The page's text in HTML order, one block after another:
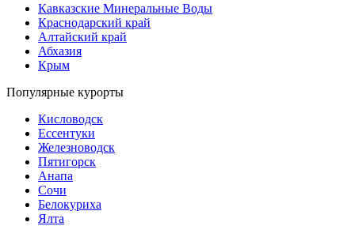
Кавказские Минеральные Воды
Краснодарский край
Алтайский край
Абхазия
Крым
Популярные курорты
Кисловодск
Ессентуки
Железноводск
Пятигорск
Анапа
Сочи
Белокуриха
Ялта